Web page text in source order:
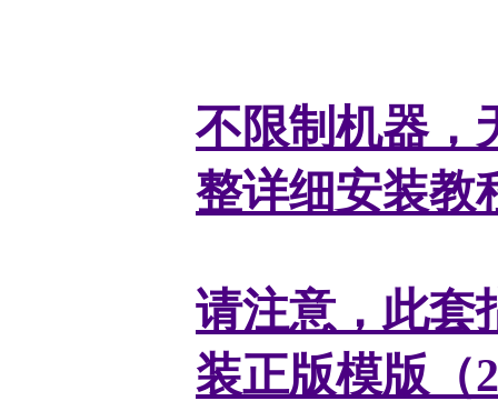
不限制机器，
整详细安装教
请注意，此套
装正版模版（